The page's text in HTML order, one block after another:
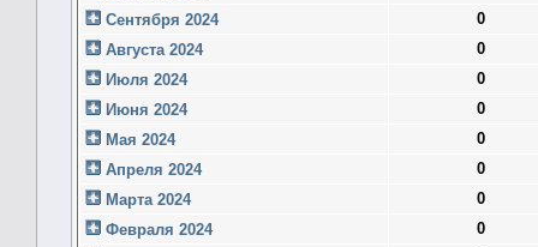
Сентября 2024
0
Августа 2024
0
Июля 2024
0
Июня 2024
0
Мая 2024
0
Апреля 2024
0
Марта 2024
0
Февраля 2024
0